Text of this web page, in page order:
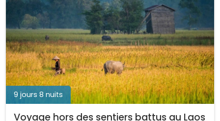
9 jours 8 nuits
Voyage hors des sentiers battus au Laos